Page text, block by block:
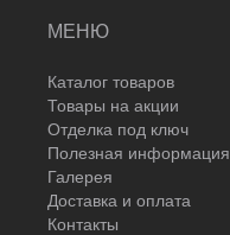
МЕНЮ
Каталог товаров
Товары на акции
Отделка под ключ
Полезная информация
Галерея
Доставка и оплата
Контакты